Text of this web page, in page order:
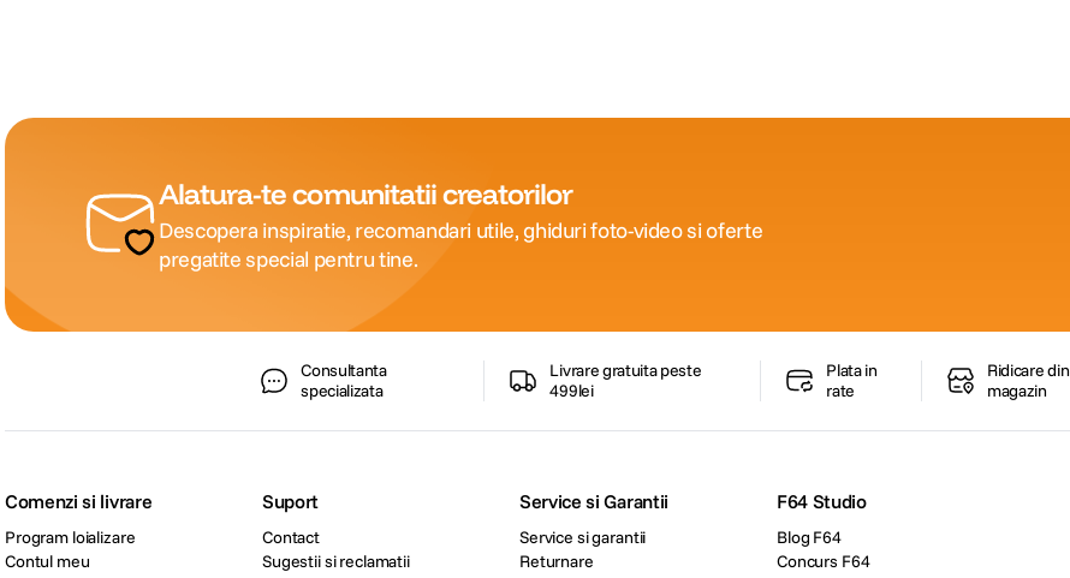
Alatura-te comunitatii creatorilor
Descopera inspiratie, recomandari utile, ghiduri foto-video si oferte
pregatite special pentru tine.
Consultanta
specializata
Livrare gratuita peste
499lei
Plata in
rate
Ridicare din
magazin
Comenzi si livrare
Program loializare
Contul meu
Suport
Contact
Sugestii si reclamatii
Service si Garantii
Service si garantii
Returnare
F64 Studio
Blog F64
Concurs F64